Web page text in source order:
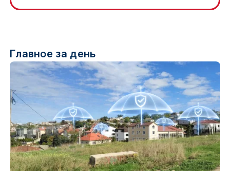
Главное за день